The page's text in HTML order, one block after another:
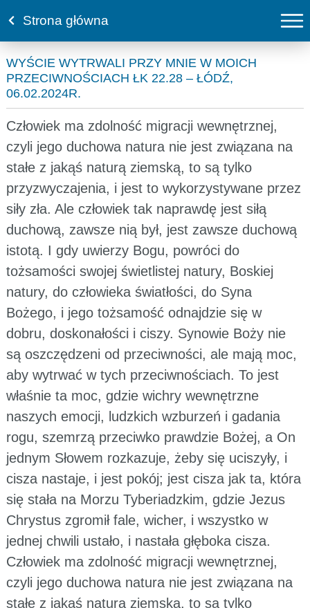
Strona główna
WYŚCIE WYTRWALI PRZY MNIE W MOICH
PRZECIWNOŚCIACH ŁK 22.28 – ŁÓDŹ,
06.02.2024R.
Człowiek ma zdolność migracji wewnętrznej,
czyli jego duchowa natura nie jest związana na
stałe z jakąś naturą ziemską, to są tylko
przyzwyczajenia, i jest to wykorzystywane przez
siły zła. Ale człowiek tak naprawdę jest siłą
duchową, zawsze nią był, jest zawsze duchową
istotą. I gdy uwierzy Bogu, powróci do
tożsamości swojej świetlistej natury, Boskiej
natury, do człowieka światłości, do Syna
Bożego, i jego tożsamość odnajdzie się w
dobru, doskonałości i ciszy. Synowie Boży nie
są oszczędzeni od przeciwności, ale mają moc,
aby wytrwać w tych przeciwnościach. To jest
właśnie ta moc, gdzie wichry wewnętrzne
naszych emocji, ludzkich wzburzeń i gadania
rogu, szemrzą przeciwko prawdzie Bożej, a On
jednym Słowem rozkazuje, żeby się uciszyły, i
cisza nastaje, i jest pokój; jest cisza jak ta, która
się stała na Morzu Tyberiadzkim, gdzie Jezus
Chrystus zgromił fale, wicher, i wszystko w
jednej chwili ustało, i nastała głęboka cisza.
Człowiek ma zdolność migracji wewnętrznej,
czyli jego duchowa natura nie jest związana na
stałe z jakąś naturą ziemską, to są tylko